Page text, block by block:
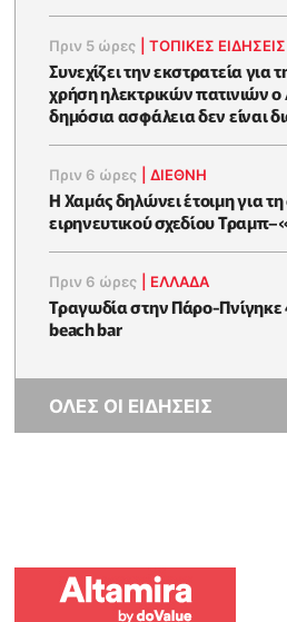
Πριν 5 ώρες |ΤΟΠΙΚΕΣ ΕΙΔΗΣΕΙΣ
Συνεχίζει την εκστρατεία για
χρήση ηλεκτρικών πατινιών
δημόσια ασφάλεια δεν είναι
Πριν 6 ώρες |ΔΙΕΘΝΗ
Η Χαμάς δηλώνει έτοιμη για
ειρηνευτικού σχεδίου
Πριν 6 ώρες ΕΛΛΑΔΑ
Τραγωδία στην Πάρο-Πνίγηκε
beach bar
ΟΛΕΣ ΟΙ ΕΙΔΗΣΕΙΣ